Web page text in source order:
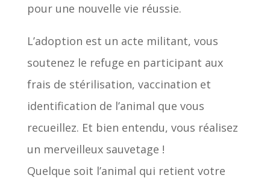
pour une nouvelle vie réussie.
L’adoption est un acte militant, vous
soutenez le refuge en participant aux
frais de stérilisation, vaccination et
identification de l’animal que vous
recueillez. Et bien entendu, vous réalisez
un merveilleux sauvetage !
Quelque soit l’animal qui retient votre